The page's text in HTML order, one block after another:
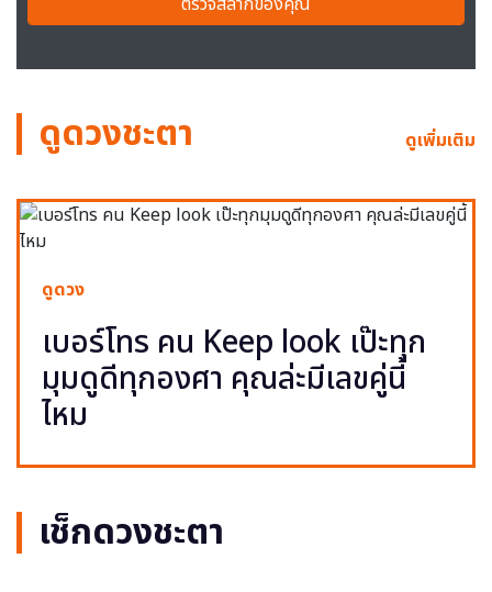
ดูดวงชะตา ดูเพิ่มเติม
ดูดวง
เบอร์โทร คน Keep look เป๊ะทุก
มุมดูดีทุกองศา คุณล่ะมีเลขคู่นี้
ไหม
เช็กดวงชะตา